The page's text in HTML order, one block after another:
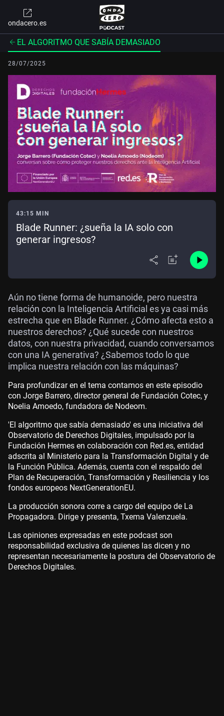
ondacero.es
EL ALGORITMO QUE SABÍA DEMASIADO
28/07/2025
43:15 MIN
Blade Runner: ¿sueña la IA solo con
generar ingresos?
Aún no tiene forma de humanoide, pero nuestra
relación con la Inteligencia Artificial es ya casi más
estrecha que en Blade Runner. ¿Cómo afecta esto a
nuestros derechos? ¿Qué sucede con nuestros
datos, con nuestra privacidad, cuando conversamos
con una IA generativa? ¿Sabemos todo lo que
implica nuestra relación con las máquinas?
Para profundizar en el tema contamos en este episodio
con Jorge Barrero, director general de Fundación Cotec, y
Noelia Amoedo, fundadora de Nodeom.
'El algoritmo que sabía demasiado' es una iniciativa del
Observatorio de Derechos Digitales, impulsado por la
Fundación Hermes en colaboración con Red.es, entidad
adscrita al Ministerio para la Transformación Digital y de
la Función Pública. Además, cuenta con el respaldo del
Plan de Recuperación, Transformación y Resiliencia y los
fondos europeos NextGenerationEU.
La producción sonora corre a cargo del equipo de La
Propagadora. Dirige y presenta, Txema Valenzuela.
Las opiniones expresadas en este podcast son
responsabilidad exclusiva de quienes las dicen y no
representan necesariamente la postura del Observatorio de
Derechos Digitales.